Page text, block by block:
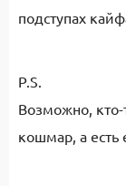
подступах
P.S.
Возможно,
кошмар, а есть